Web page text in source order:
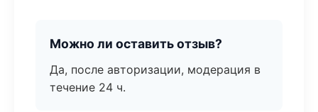
Можно ли оставить отзыв?
Да, после авторизации, модерация в
течение 24 ч.